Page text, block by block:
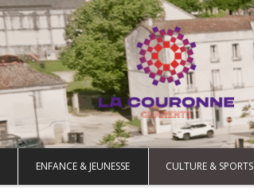
ENFANCE & JEUNESSE CULTURE & SPORTS